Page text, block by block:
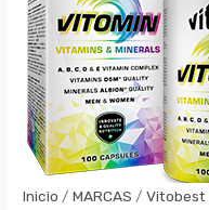
Inicio /MARCAS /Vitobest